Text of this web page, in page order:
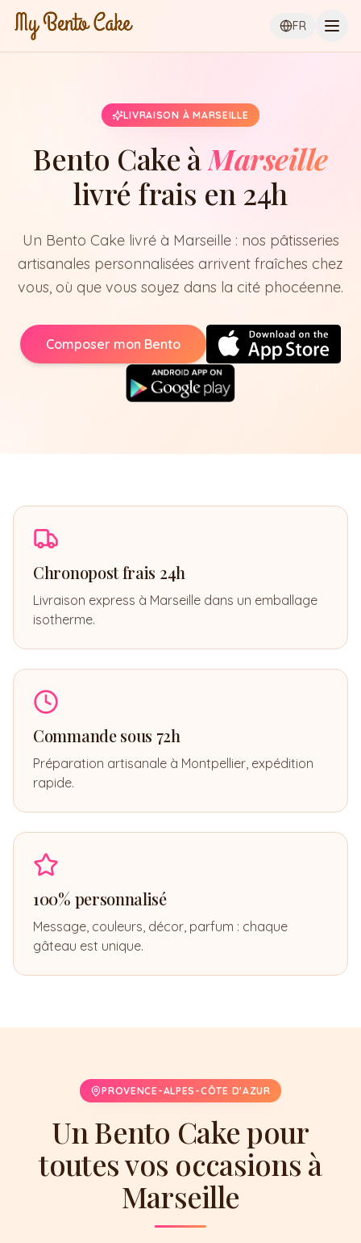
FR
LIVRAISON À MARSEILLE
Bento Cake àMarseille
livré frais en 24h
Un Bento Cake livré à Marseille : nos pâtisseries
artisanales personnalisées arrivent fraîches chez
vous, où que vous soyez dans la cité phocéenne.
Composer mon Bento
Chronopost frais 24h
Livraison express à Marseille dans un emballage
isotherme.
Commande sous 72h
Préparation artisanale à Montpellier, expédition
rapide.
100% personnalisé
Message, couleurs, décor, parfum : chaque
gâteau est unique.
PROVENCE-ALPES-CÔTE D'AZUR
Un Bento Cake pour
toutes vos occasions à
Marseille